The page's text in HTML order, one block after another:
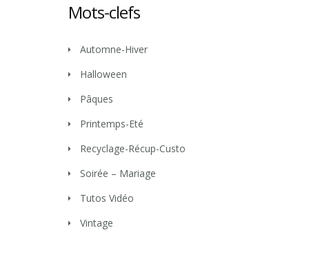
Mots-clefs
Automne-Hiver
Halloween
Pâques
Printemps-Eté
Recyclage-Récup-Custo
Soirée – Mariage
Tutos Vidéo
Vintage